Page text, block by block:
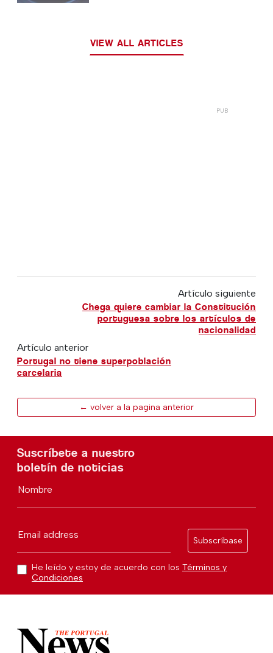
VIEW ALL ARTICLES
Artículo siguiente
Chega quiere cambiar la Constitución
portuguesa sobre los artículos de
nacionalidad
Artículo anterior
Portugal no tiene superpoblación
carcelaria
← volver a la pagina anterior
Suscríbete a nuestro
boletín de noticias
Nombre
Email address
Subscríbase
He leído y estoy de acuerdo con los Términos y
Condiciones